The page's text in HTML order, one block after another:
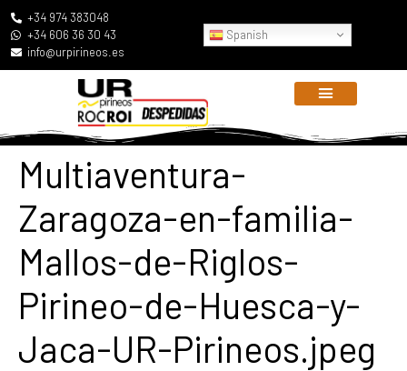
+34 974 383048
+34 606 36 30 43
info@urpirineos.es
Spanish
Multiaventura-
Zaragoza-en-familia-
Mallos-de-Riglos-
Pirineo-de-Huesca-y-
Jaca-UR-Pirineos.jpeg